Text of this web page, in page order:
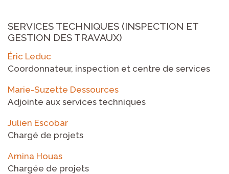
SERVICES TECHNIQUES (INSPECTION ET
GESTION DES TRAVAUX)
Éric Leduc
Coordonnateur, inspection et centre de services
Marie-Suzette Dessources
Adjointe aux services techniques
Julien Escobar
Chargé de projets
Amina Houas
Chargée de projets